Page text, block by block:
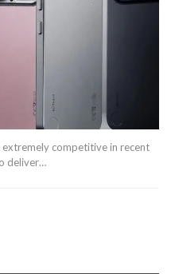
competitive in recent
deliver…